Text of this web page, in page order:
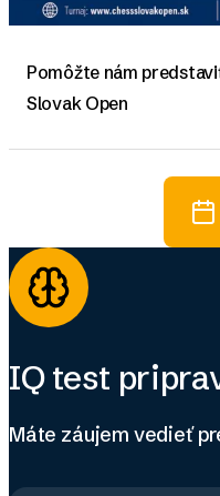
Pomôžte nám
Slovak Open
IQ test
Máte záujem vedieť